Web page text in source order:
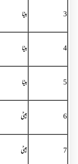
3 بیٹا
4 بیٹا
5 بیٹا
6 بیٹی
7 بیٹی